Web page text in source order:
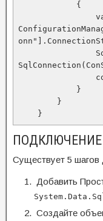
    }
Существует 5
Добавить
Создайте